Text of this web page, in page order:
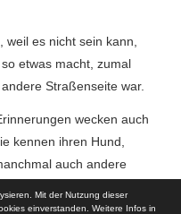
Mit der Nutzung dieser
einverstanden. Weitere Infos in
weil es nicht sein kann,
etwas macht, zumal
Straßenseite war.
wecken auch
kennen ihren Hund,
auch andere